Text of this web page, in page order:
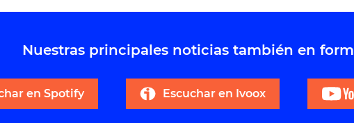
Nuestras principales noticias también en
en Spotify Escuchar en Ivoox